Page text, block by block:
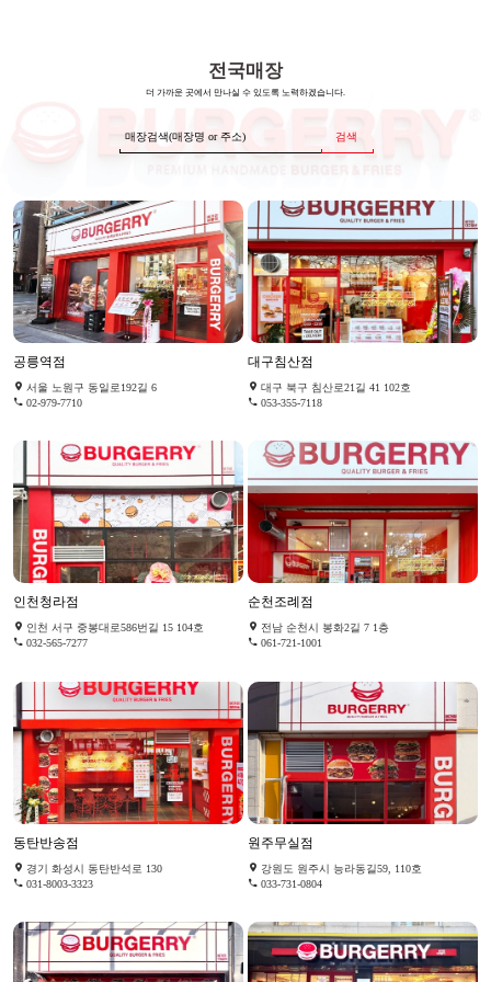
전국매장
더 가까운 곳에서 만나실 수 있도록 노력하겠습니다.
검색
공릉역점
서울 노원구 동일로192길 6
02-979-7710
대구침산점
대구 북구 침산로21길 41 102호
053-355-7118
인천청라점
인천 서구 중봉대로586번길 15 104호
032-565-7277
순천조례점
전남 순천시 봉화2길 7 1층
061-721-1001
동탄반송점
경기 화성시 동탄반석로 130
031-8003-3323
원주무실점
강원도 원주시 능라동길59, 110호
033-731-0804